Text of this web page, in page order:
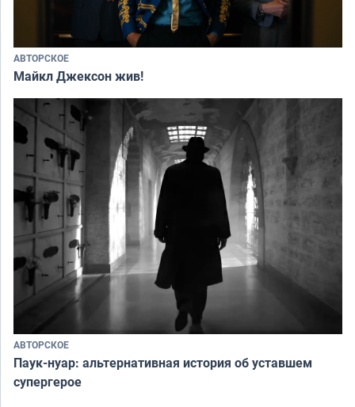
АВТОРСКОЕ
Майкл Джексон жив!
АВТОРСКОЕ
Паук-нуар: альтернативная история об уставшем
супергерое